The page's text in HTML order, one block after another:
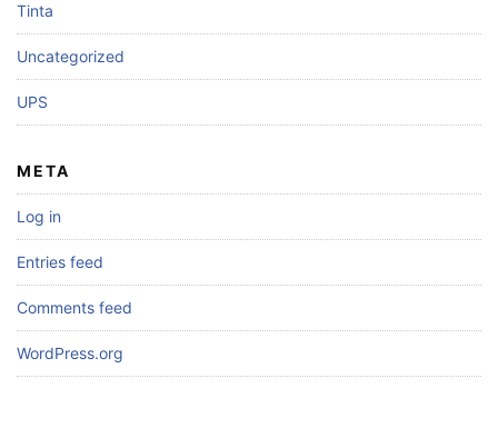
Tinta
Uncategorized
UPS
META
Log in
Entries feed
Comments feed
WordPress.org